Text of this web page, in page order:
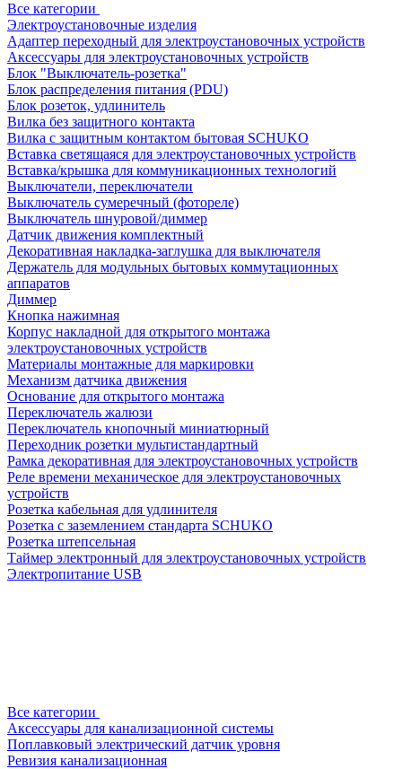
Все категории
Электроустановочные изделия
Адаптер переходный для электроустановочных устройств
Аксессуары для электроустановочных устройств
Блок "Выключатель-розетка"
Блок распределения питания (PDU)
Блок розеток, удлинитель
Вилка без защитного контакта
Вилка с защитным контактом бытовая SCHUKO
Вставка светящаяся для электроустановочных устройств
Вставка/крышка для коммуникационных технологий
Выключатели, переключатели
Выключатель сумеречный (фотореле)
Выключатель шнуровой/диммер
Датчик движения комплектный
Декоративная накладка-заглушка для выключателя
Держатель для модульных бытовых коммутационных
аппаратов
Диммер
Кнопка нажимная
Корпус накладной для открытого монтажа
электроустановочных устройств
Материалы монтажные для маркировки
Механизм датчика движения
Основание для открытого монтажа
Переключатель жалюзи
Переключатель кнопочный миниатюрный
Переходник розетки мультистандартный
Рамка декоративная для электроустановочных устройств
Реле времени механическое для электроустановочных
устройств
Розетка кабельная для удлинителя
Розетка с заземлением стандарта SCHUKO
Розетка штепсельная
Таймер электронный для электроустановочных устройств
Электропитание USB
Все категории
Аксессуары для канализационной системы
Поплавковый электрический датчик уровня
Ревизия канализационная